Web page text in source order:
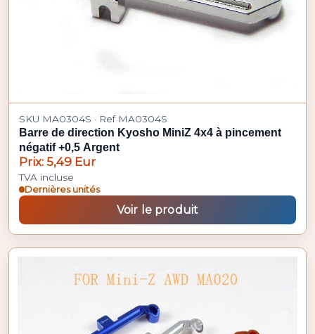
SKU MA0304S · Ref MA0304S
Barre de direction Kyosho MiniZ 4x4 à pincement
négatif +0,5 Argent
Prix: 5,49 Eur
TVA incluse
Dernières unités
Voir le produit